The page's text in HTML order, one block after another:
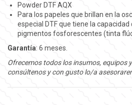
Powder DTF AQX
Para los papeles que brillan en la
especial DTF que tiene la
pigmentos fosforescentes (tinta
Garantía: 6 meses.
Ofrecemos todos los insumos, equipos
consúltenos y con gusto lo/a